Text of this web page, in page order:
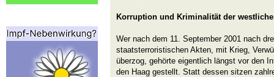
Korruption und Kriminalität der
Wer nach dem 11. September 2001 nach
staatsterroristischen Akten, mit Krieg,
überzog, gehörte eigentlich längst vor den
den Haag gestellt. Statt dessen sitzen